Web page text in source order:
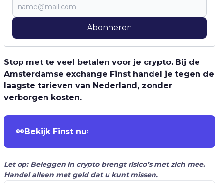
Abonneren
Stop met te veel betalen voor je crypto. Bij de
Amsterdamse exchange Finst handel je tegen de
laagste tarieven van Nederland, zonder
verborgen kosten.
👀Bekijk Finst nu›
Let op: Beleggen in crypto brengt risico’s met zich mee.
Handel alleen met geld dat u kunt missen.